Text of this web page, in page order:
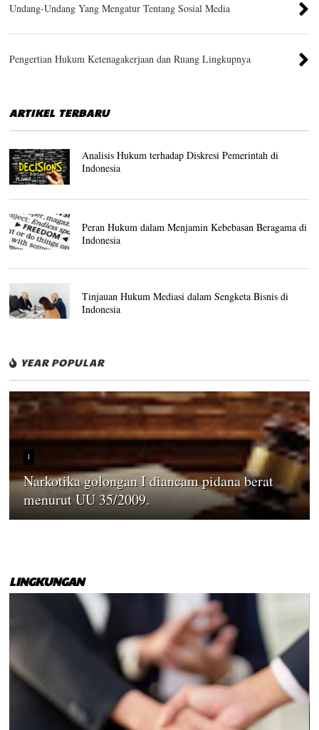
Undang-Undang Yang Mengatur Tentang Sosial Media
Pengertian Hukum Ketenagakerjaan dan Ruang Lingkupnya
ARTIKEL TERBARU
Analisis Hukum terhadap Diskresi Pemerintah di
Indonesia
Peran Hukum dalam Menjamin Kebebasan Beragama di
Indonesia
Tinjauan Hukum Mediasi dalam Sengketa Bisnis di
Indonesia
YEAR POPULAR
1
Narkotika golongan I diancam pidana berat
menurut UU 35/2009.
LINGKUNGAN